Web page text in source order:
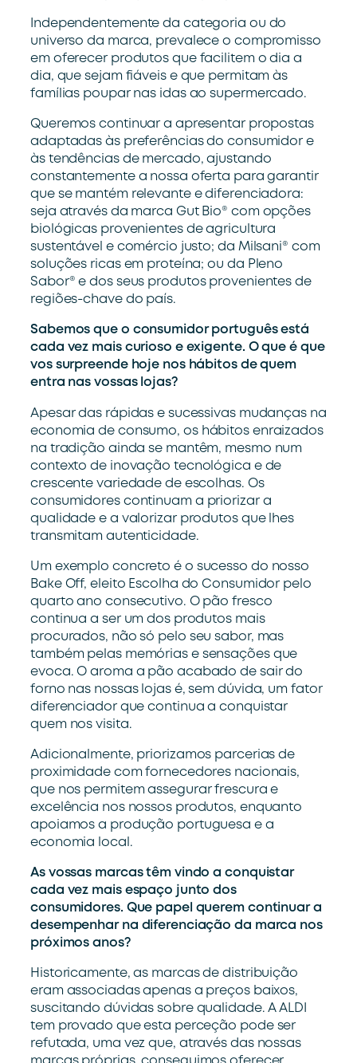
Independentemente da categoria ou do
universo da marca, prevalece o compromisso
em oferecer produtos que facilitem o dia a
dia, que sejam fiáveise que permitam às
famílias poupar nas idas ao supermercado.
Queremos continuar a apresentar propostas
adaptadas às preferências do consumidor e
às tendências de mercado, ajustando
constantemente a nossa oferta para garantir
que se mantém relevante e diferenciadora:
seja através da marca Gut Bio® com opções
biológicas provenientes de agricultura
sustentável e comércio justo; da Milsani® com
soluções ricas em proteína;ou da Pleno
Sabor® edos seus produtosprovenientes de
regiões-chave do país.
Sabemos que o consumidor português está
cada vez mais curioso e exigente. O que é que
vos surpreende hoje nos hábitos de quem
entra nas vossas lojas?
Apesar das rápidas e sucessivas mudanças na
economia de consumo, os hábitosenraizados
na tradição aindase mantêm, mesmo num
contexto de inovação tecnológica e de
crescente variedade de escolhas. Os
consumidores continuam a priorizar a
qualidade ea valorizar produtos que
lhes
transmitam autenticidade.
Um exemplo concreto é o sucesso do nosso
Bake Off, eleito Escolha do Consumidor pelo
quarto ano consecutivo. O pão fresco
continua a ser um dos produtos mais
procurados, não só pelo seusabor, mas
também pelas memóriase sensaçõesque
evoca.Oaroma a pão acabado de sair do
forno nas nossas lojas é, sem dúvida, um fator
diferenciador que continua a conquistar
quem nos visita.
Adicionalmente, priorizamos parceriasde
proximidade com fornecedores nacionais,
que nos permitemassegurarfrescura e
excelência nos nossos produtos, enquanto
apoiamosa produção portuguesa e a
economia local .
As vossas marcas têm vindo a conquistar
cada vez mais espaço junto dos
consumidores. Que papel querem continuar a
desempenhar na diferenciação da marca nos
próximos anos?
Historicamente, as marcas de distribuição
eram associadas apenas a preços baixos,
suscitando dúvidas sobre qualidade. A ALDI
tem provado que esta perceção pode ser
refutada, uma vez que, através das nossas